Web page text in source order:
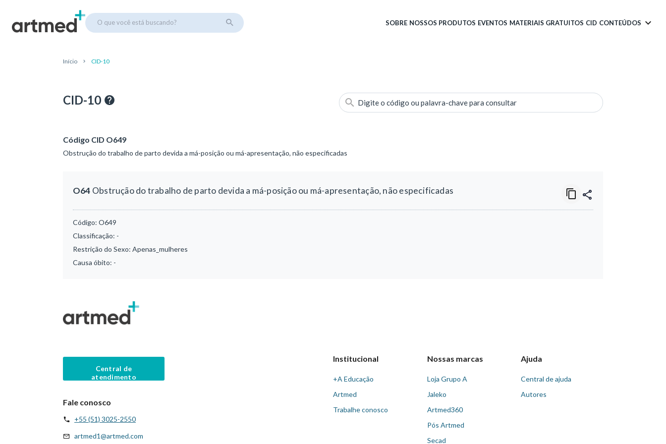
O que você está buscando? SOBRE NOSSOS PRODUTOS EVENTOS MATERIAIS GRATUITOS CID CONTEÚDOS
Início CID-10
CID-10 Digite o código ou palavra-chave para consultar
Código CID O649
Obstrução do trabalho de parto devida a má-posição ou má-apresentação, não especificadas
O64 Obstrução do trabalho de parto devida a má-posição ou má-apresentação, não especificadas
Código: O649
Classificação: -
Restrição do Sexo: Apenas_mulheres
Causa óbito: -
Central de
atendimento
Fale conosco
+55 (51) 3025-2550
artmed1@artmed.com
Institucional
+A Educação
Artmed
Trabalhe conosco
Nossas marcas
Loja Grupo A
Jaleko
Artmed360
Pós Artmed
Secad
Ajuda
Central de ajuda
Autores